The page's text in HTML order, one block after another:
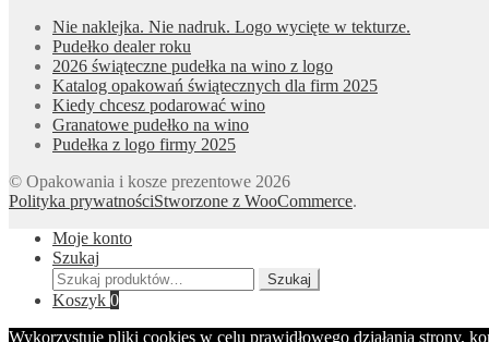
Nie naklejka. Nie nadruk. Logo wycięte w tekturze.
Pudełko dealer roku
2026 świąteczne pudełka na wino z logo
Katalog opakowań świątecznych dla firm 2025
Kiedy chcesz podarować wino
Granatowe pudełko na wino
Pudełka z logo firmy 2025
© Opakowania i kosze prezentowe 2026
Polityka prywatnościStworzone z WooCommerce.
Moje konto
Szukaj
Szukaj:
Szukaj
Koszyk 0
Wykorzystuję pliki cookies w celu prawidłowego działania strony,